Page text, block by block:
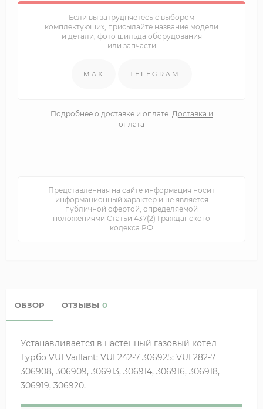
Если вы затрудняетесь с выбором
комплектующих, присылайте название модели
и детали, фото шильда оборудования
или запчасти
MAX TELEGRAM
Подробнее о доставке и оплате: Доставка и
оплата
Представленная на сайте информация носит
информационный характер и не является
публичной офертой, определяемой
положениями Статьи 437(2) Гражданского
кодекса РФ
ОБЗОР ОТЗЫВЫ 0
Устанавливается в настенный газовый котел
Турбо VUI Vaillant: VUI 242-7 306925; VUI 282-7
306908, 306909, 306913, 306914, 306916, 306918,
306919, 306920.